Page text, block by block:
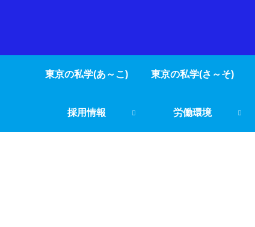
東京の私学(あ～こ) 東京の私学(さ～そ)
採用情報 労働環境